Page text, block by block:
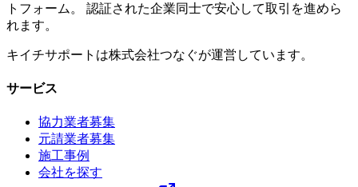
トフォーム。 認証された企業同士で安心して取引を進めら
れます。
キイチサポートは株式会社つなぐが運営しています。
サービス
協力業者募集
元請業者募集
施工事例
会社を探す